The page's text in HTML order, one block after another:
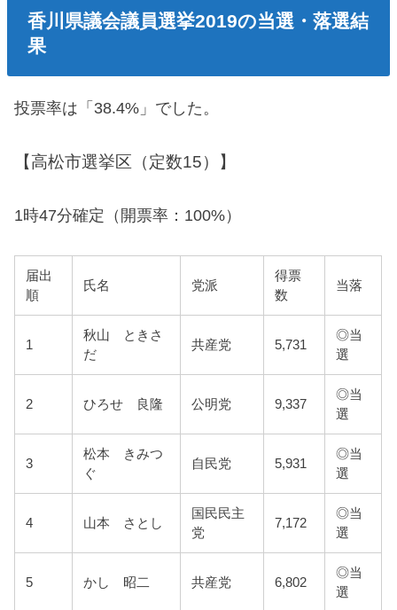
香川県議会議員選挙2019の当選・落選結
果
投票率は「38.4%」でした。
【高松市選挙区（定数15）】
1時47分確定（開票率：100%）
届出
順
氏名 党派
得票
数
当落
1
秋山 ときさ
だ
共産党 5,731
◎当
選
2 ひろせ 良隆 公明党 9,337
◎当
選
3
松本 きみつ
ぐ
自民党 5,931
◎当
選
4 山本 さとし
国民民主
党
7,172
◎当
選
5 かし 昭二 共産党 6,802
◎当
選